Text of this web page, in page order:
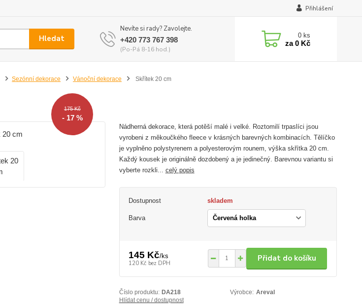
Přihlášení
Hledat
Nevíte si rady? Zavolejte.
+420 773 767 398
(Po-Pá 8-16 hod.)
0 ks
za0 Kč
Sezónní dekorace Vánoční dekorace Skřítek 20 cm
175 Kč
- 17 %
Nádherná dekorace, která potěší malé i velké. Roztomilí trpaslíci jsou
vyrobeni z měkoučkého fleece v krásných barevných kombinacích. Tělíčko
je vyplněno polystyrenem a polyesterovým rounem, výška skřítka 20 cm.
Každý kousek je originálně dozdobený a je jedinečný. Barevnou variantu si
vyberte rozkli... celý popis
Dostupnost skladem
Barva
145 Kč/ks
120 Kč bez DPH
Přidat do košíku
Číslo produktu: DA218 Výrobce: Areval
Hlídat cenu / dostupnost